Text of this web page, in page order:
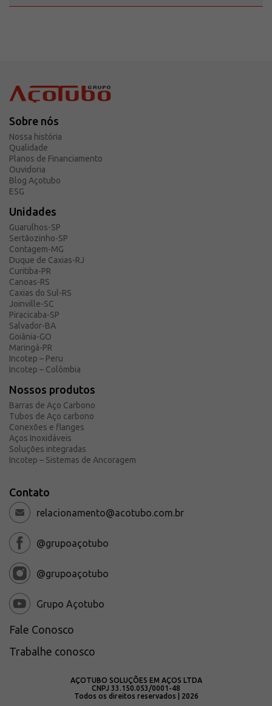
Sobre nós
Nossa história
Qualidade
Planos de Financiamento
Ouvidoria
Blog Açotubo
ESG
Unidades
Guarulhos-SP
Sertãozinho-SP
Contagem-MG
Duque de Caxias-RJ
Curitiba-PR
Canoas-RS
Caxias do Sul-RS
Joinville-SC
Piracicaba-SP
Salvador-BA
Goiânia-GO
Maringá-PR
Incotep – Peru
Incotep – Colômbia
Nossos produtos
Barras de Aço Carbono
Tubos de Aço carbono
Conexões e flanges
Aços Inoxidáveis
Soluções integradas
Incotep – Sistemas de Ancoragem
Contato
relacionamento@acotubo.com.br
@grupoaçotubo
@grupoaçotubo
Grupo Açotubo
Fale Conosco
Trabalhe conosco
AÇOTUBO SOLUÇÕES EM AÇOS LTDA
CNPJ 33.150.053/0001-48
Todos os direitos reservados | 2026